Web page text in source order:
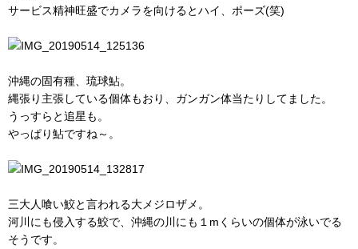
サービス精神旺盛でカメラを向けるとハイ、ポーズ(笑)
沖縄の固有種、琉球鮎。
縄張り主張している個体もおり、ガンガン体当たりしてました。
うっすらと追星も。
やっぱり鮎ですね～。
三大人喰い鮫と言われる大メジロザメ。
河川にも侵入する鮫で、沖縄の川にも１mくらいの個体が泳いでる
そうです。